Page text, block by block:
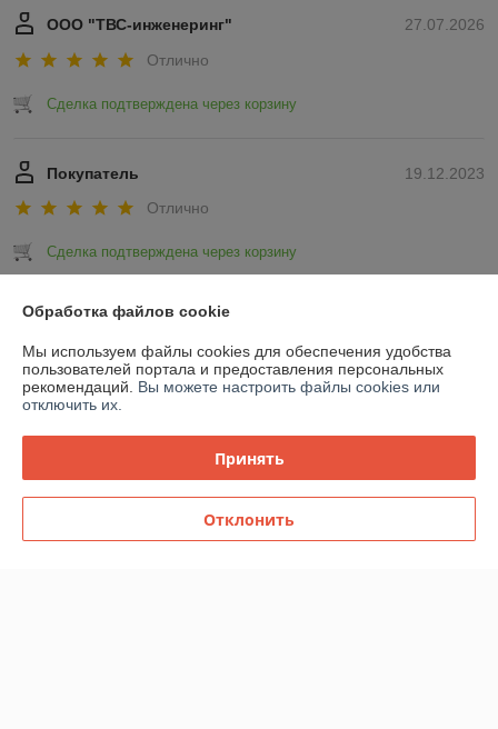
27.07.2026
ООО "ТВС-инженеринг"
Отлично
Сделка подтверждена через корзину
19.12.2023
Покупатель
Отлично
Сделка подтверждена через корзину
Показать все отзывы
О нас
Контакты
Доставка и оплата
График работы
Обработка файлов cookie
Мы используем файлы cookies для обеспечения удобства
пользователей портала и предоставления персональных
рекомендаций. Вы можете настроить файлы cookies или
отключить их.
Принять
Отклонить